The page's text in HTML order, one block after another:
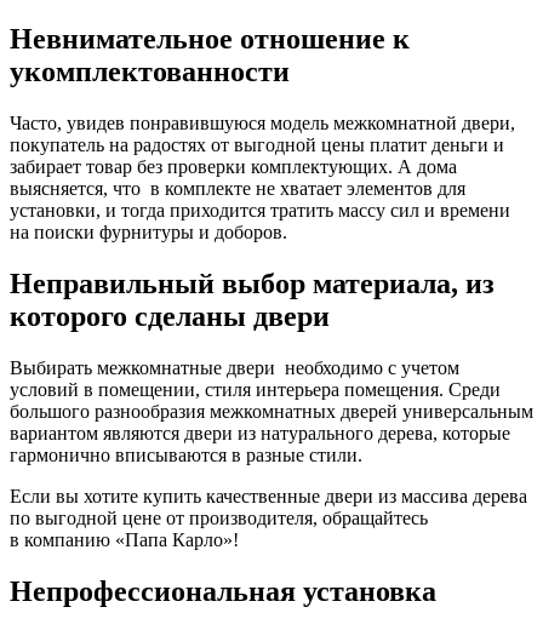
Невнимательное отношение к
укомплектованности
Часто, увидев понравившуюся модель межкомнатной двери,
покупатель на радостях от выгодной цены платит деньги и
забирает товар без проверки комплектующих. А дома
выясняется, что в комплекте не хватает элементов для
установки, и тогда приходится тратить массу сил и времени
на поиски фурнитуры и доборов.
Неправильный выбор материала, из
которого сделаны двери
Выбирать межкомнатные двери необходимо с учетом
условий в помещении, стиля интерьера помещения. Среди
большого разнообразия межкомнатных дверей универсальным
вариантом являются двери из натурального дерева, которые
гармонично вписываются в разные стили.
Если вы хотите купить качественные двери из массива дерева
по выгодной цене от производителя, обращайтесь
в компанию «Папа Карло»!
Непрофессиональная установка